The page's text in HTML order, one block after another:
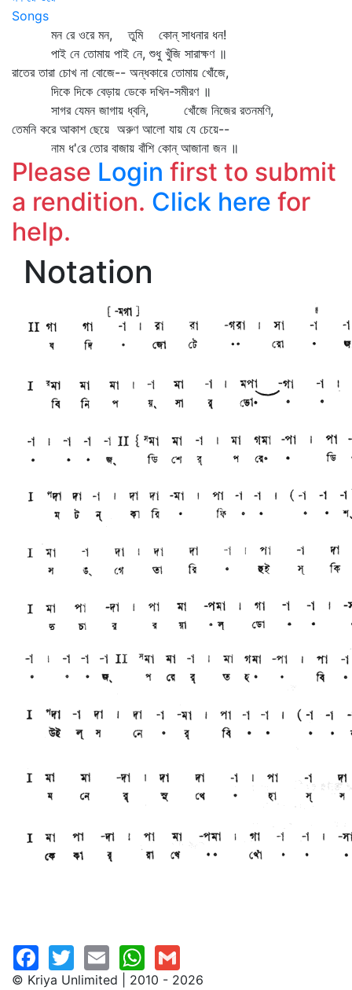
Songs
মন রে ওরে মন, তুমি কোন্‌ সাধনার ধন!
পাই নে তোমায় পাই নে, শুধু খুঁজি সারাক্ষণ ॥
রাতের তারা চোখ না বোজে-- অন্ধকারে তোমায় খোঁজে,
দিকে দিকে বেড়ায় ডেকে দখিন-সমীরণ ॥
সাগর যেমন জাগায় ধ্বনি, খোঁজে নিজের রতনমণি,
তেমনি করে আকাশ ছেয়ে অরুণ আলো যায় যে চেয়ে--
নাম ধ'রে তোর বাজায় বাঁশি কোন্‌ আজানা জন ॥
Please Login first to submit
a rendition. Click here for
help.
Notation
© Kriya Unlimited | 2010 - 2026